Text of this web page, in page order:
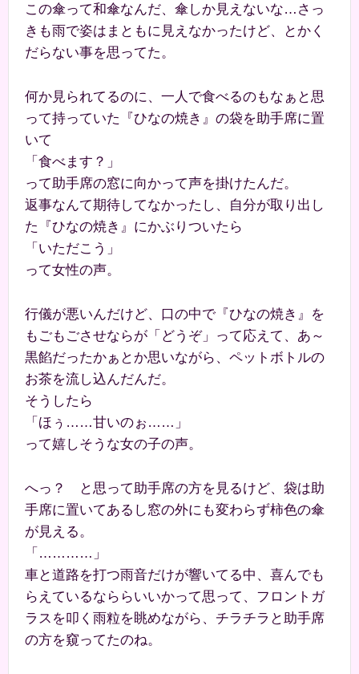
この傘って和傘なんだ、傘しか見えないな…さっ
きも雨で姿はまともに見えなかったけど、とかく
だらない事を思ってた。
何か見られてるのに、一人で食べるのもなぁと思
って持っていた『ひなの焼き』の袋を助手席に置
いて
「食べます？」
って助手席の窓に向かって声を掛けたんだ。
返事なんて期待してなかったし、自分が取り出し
た『ひなの焼き』にかぶりついたら
「いただこう」
って女性の声。
行儀が悪いんだけど、口の中で『ひなの焼き』を
もごもごさせならが「どうぞ」って応えて、あ～
黒餡だったかぁとか思いながら、ペットボトルの
お茶を流し込んだんだ。
そうしたら
「ほぅ……甘いのぉ……」
って嬉しそうな女の子の声。
へっ？ と思って助手席の方を見るけど、袋は助
手席に置いてあるし窓の外にも変わらず柿色の傘
が見える。
「…………」
車と道路を打つ雨音だけが響いてる中、喜んでも
らえているなららいいかって思って、フロントガ
ラスを叩く雨粒を眺めながら、チラチラと助手席
の方を窺ってたのね。